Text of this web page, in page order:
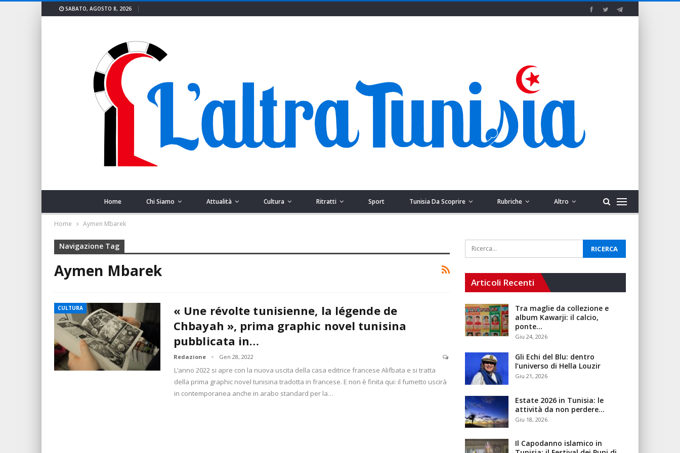
SABATO, AGOSTO 8, 2026
Home Chi Siamo Attualità Cultura Ritratti Sport Tunisia Da Scoprire Rubriche Altro
Home Aymen Mbarek
Navigazione Tag
Aymen Mbarek
CULTURA
« Une révolte tunisienne, la légende de
Chbayah », prima graphic novel tunisina
pubblicata in…
Redazione Gen 28, 2022
L’anno 2022 si apre con la nuova uscita della casa editrice francese Alifbata e si tratta
della prima graphic novel tunisina tradotta in francese. E non è finita qui: il fumetto uscirà
in contemporanea anche in arabo standard per la…
Articoli Recenti
Tra maglie da collezione e
album Kawarji: il calcio,
ponte…
Giu 24, 2026
Gli Echi del Blu: dentro
l’universo di Hella Louzir
Giu 21, 2026
Estate 2026 in Tunisia: le
attività da non perdere…
Giu 18, 2026
Il Capodanno islamico in